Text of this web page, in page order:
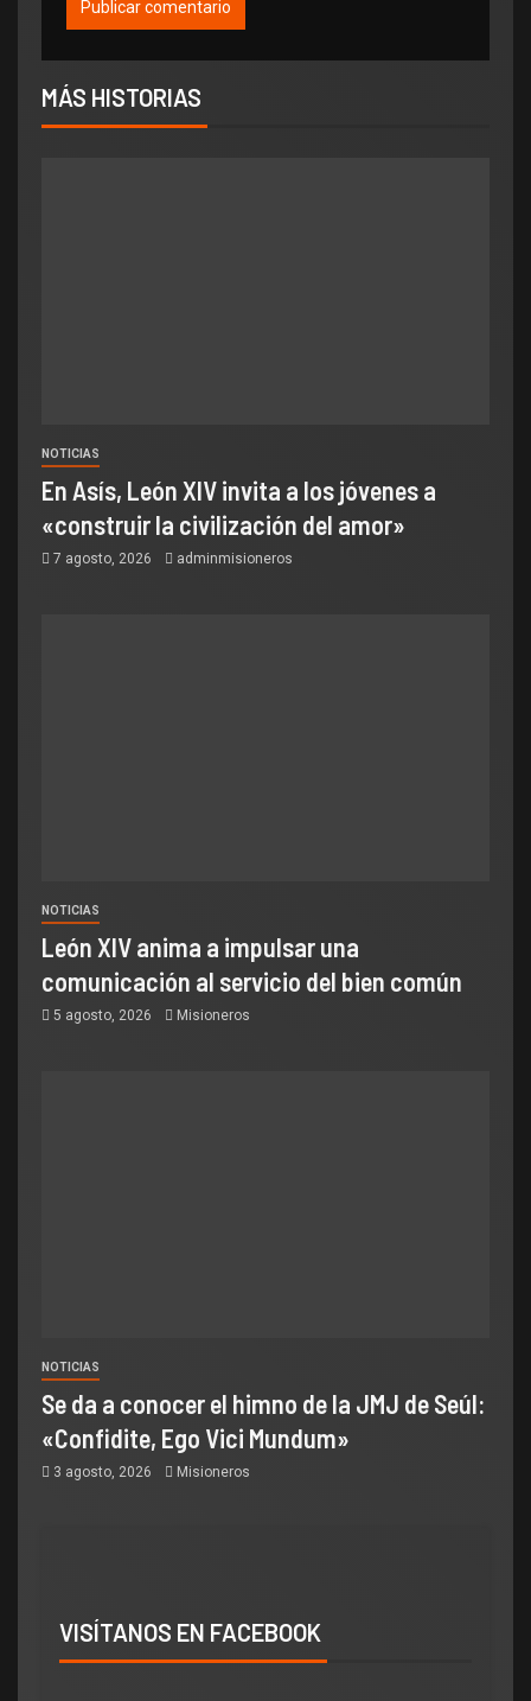
MÁS HISTORIAS
NOTICIAS
En Asís, León XIV invita a los jóvenes a
«construir la civilización del amor»
7 agosto, 2026 adminmisioneros
NOTICIAS
León XIV anima a impulsar una
comunicación al servicio del bien común
5 agosto, 2026 Misioneros
NOTICIAS
Se da a conocer el himno de la JMJ de Seúl:
«Confidite, Ego Vici Mundum»
3 agosto, 2026 Misioneros
VISÍTANOS EN FACEBOOK